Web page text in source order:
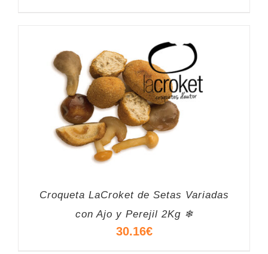
Croqueta LaCroket de Setas Variadas
con Ajo y Perejil 2Kg ❄
30.16€